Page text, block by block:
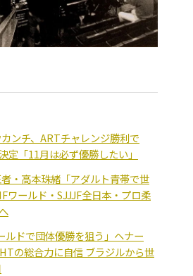
ンチ、ARTチャレンジ勝利で
定「11月は必ず優勝したい」
・高本珠緒「アダルト青帯で世
ワールド・SJJJF全日本・プロ柔
ルドで団体優勝を狙う」ヘナー
の総合力に自信 ブラジルから世